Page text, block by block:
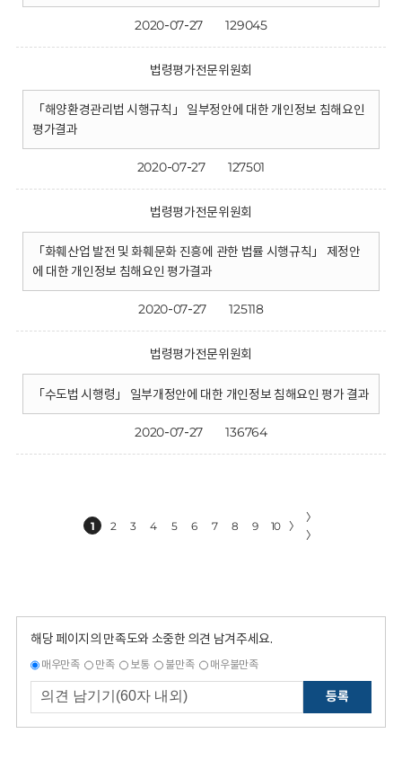
2020-07-27 129045
법령평가전문위원회
「해양환경관리법 시행규칙」 일부정안에 대한 개인정보 침해요인
평가결과
2020-07-27 127501
법령평가전문위원회
「화훼산업 발전 및 화훼문화 진흥에 관한 법률 시행규칙」 제정안
에 대한 개인정보 침해요인 평가결과
2020-07-27 125118
법령평가전문위원회
「수도법 시행령」 일부개정안에 대한 개인정보 침해요인 평가 결과
2020-07-27 136764
1 2 3 4 5 6 7 8 9 10 〉
〉
〉
해당 페이지의 만족도와 소중한 의견 남겨주세요.
매우만족 만족 보통 불만족 매우불만족
등록